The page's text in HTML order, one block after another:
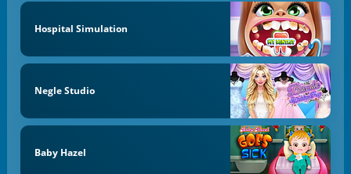
Hospital Simulation
Negle Studio
Baby Hazel